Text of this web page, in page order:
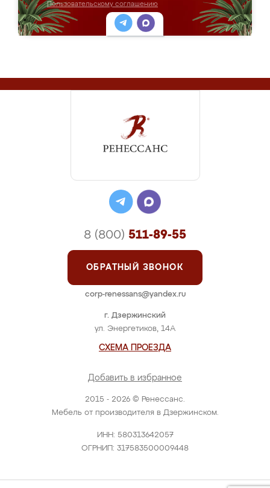
Пользовательскому соглашению
2015 - 2026 © Ренессанс.
Мебель от производителя в Дзержинском.
ИНН: 580313642057
ОГРНИП: 317583500009448
г. Дзержинский
ул. Энергетиков, 14А
СХЕМА ПРОЕЗДА
Добавить в избранное
8 (800) 511-89-55
ОБРАТНЫЙ ЗВОНОК
corp-renessans@yandex.ru